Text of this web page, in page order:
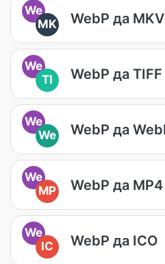
We
MK
WebP да MKV
We
TI
WebP да TIFF
We
We
WebP да
We
MP
WebP да MP4
We
IC
WebP да ICO